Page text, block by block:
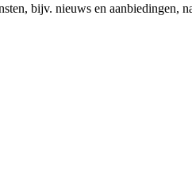
bijv. nieuws en aanbiedingen,